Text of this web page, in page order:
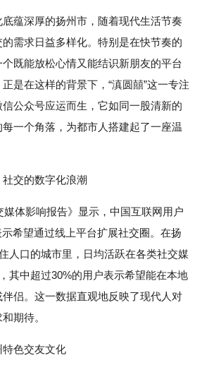
深厚的扬州市，随着现代生活节奏
需求日益多样化。特别是在快节奏的
既能放松心情又能结识新朋友的平台
是在这样的背景下，“滇圆囍”这一专注
信公众号应运而生，它如同一股清新的
一个角落，为都市人搭建起了一座温
交的数字化浪潮
媒体影响报告》显示，中国互联网用户
希望通过线上平台扩展社交圈。在扬
人口的城市里，日均活跃在各类社交媒
其中超过30%的用户表示希望能在本地
侣。这一数据直观地反映了现代人对
期待。
色交友文化